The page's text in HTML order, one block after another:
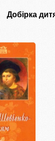
Добірка